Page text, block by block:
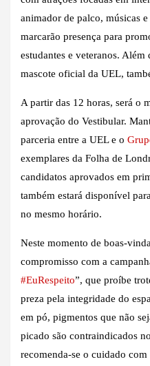
animador de palco, músicas
marcarão presença para
estudantes e veteranos. Além
mascote oficial da UEL,
A partir das 12 horas, será o
aprovação do Vestibular.
parceria entre a UEL e o
exemplares da Folha de
candidatos aprovados em
também estará disponível
no mesmo horário.
Neste momento de boas-
compromisso com a
#EuRespeito”, que proíbe
preza pela integridade do
em pó, pigmentos que não
picado são contraindicados
recomenda-se o cuidado